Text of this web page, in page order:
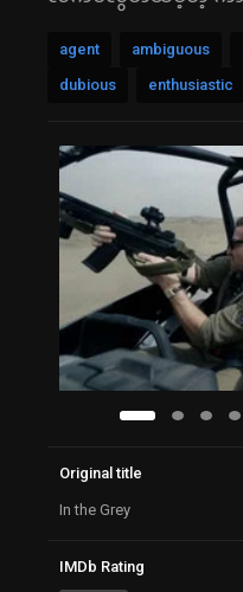
agent ambiguous
dubious
enthusiastic
Original title
In the Grey
IMDb Rating